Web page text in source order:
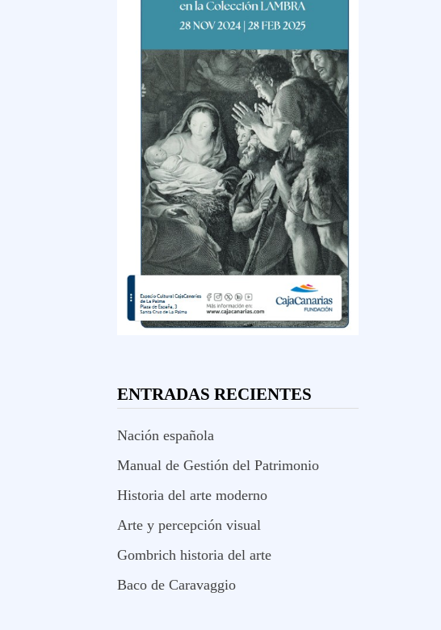
ENTRADAS RECIENTES
Nación española
Manual de Gestión del Patrimonio
Historia del arte moderno
Arte y percepción visual
Gombrich historia del arte
Baco de Caravaggio